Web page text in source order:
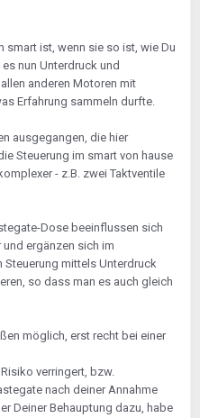
smart ist, wenn sie so ist, wie Du
nun Unterdruck und
anderen Motoren mit
Erfahrung sammeln durfte.
ausgegangen, die hier
Steuerung im smart von hause
- z.B. zwei Taktventile
Dose beeinflussen sich
ergänzen sich im
Steuerung mittels Unterdruck
so dass man es auch gleich
möglich, erst recht bei einer
verringert, bzw.
nach deiner Annahme
Deiner Behauptung dazu, habe